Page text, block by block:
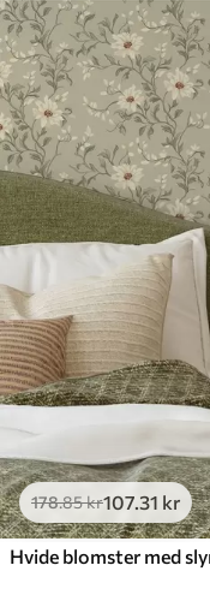
178.85kr107.31 kr